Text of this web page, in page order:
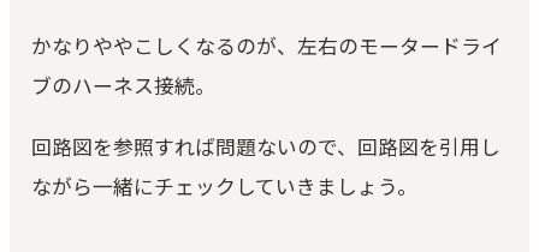
KUON PIANO
ピアノ調律｜ブラウザで精密チューニング
合言葉方式のチーム編集｜3 人と録音を編集
空音ルック
かなりややこしくなるのが、左右のモータードライ
ブのハーネス接続。
回路図を参照すれば問題ないので、回路図を引用し
ながら一緒にチェックしていきましょう。